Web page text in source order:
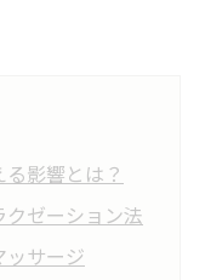
影響とは？
ゼーション法
ッサージ